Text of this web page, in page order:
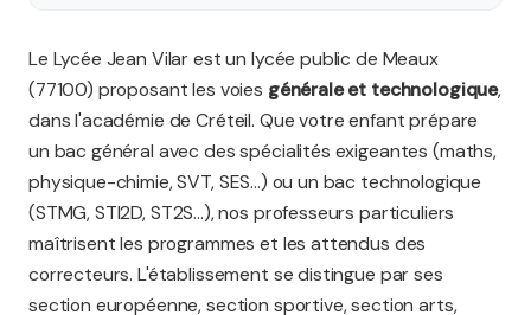
Le Lycée Jean Vilar est un lycée public de Meaux
(77100) proposant les voies générale et technologique,
dans l'académie de Créteil. Que votre enfant prépare
un bac général avec des spécialités exigeantes (maths,
physique-chimie, SVT, SES...) ou un bac technologique
(STMG, STI2D, ST2S...), nos professeurs particuliers
maîtrisent les programmes et les attendus des
correcteurs. L'établissement se distingue par ses
section européenne, section sportive, section arts,